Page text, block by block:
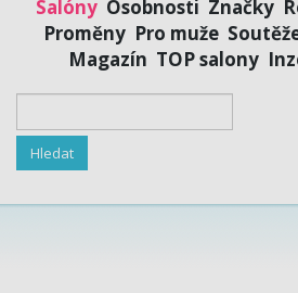
Salóny Osobnosti Značky
Proměny Pro muže
Magazín TOP salony